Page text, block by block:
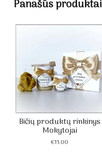
Panašūs produktai
Bičių produktų rinkinys
Mokytojai
€11.00